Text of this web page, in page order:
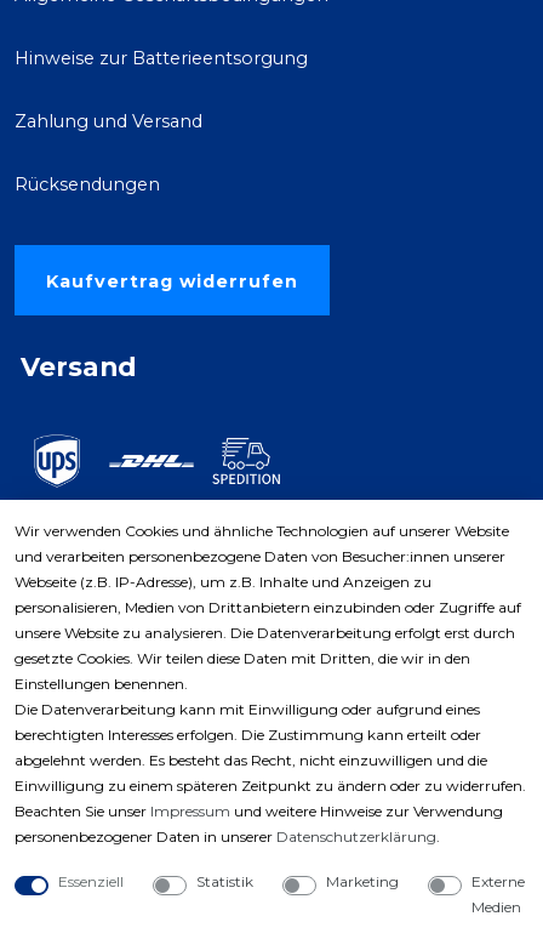
Hinweise zur Batterieentsorgung
Zahlung und Versand
Rücksendungen
Kaufvertrag widerrufen
Versand
Zahlungsarten
Wir verwenden Cookies und ähnliche Technologien auf unserer Website
und verarbeiten personenbezogene Daten von Besucher:innen unserer
Webseite (z.B. IP-Adresse), um z.B. Inhalte und Anzeigen zu
personalisieren, Medien von Drittanbietern einzubinden oder Zugriffe auf
unsere Website zu analysieren. Die Datenverarbeitung erfolgt erst durch
gesetzte Cookies. Wir teilen diese Daten mit Dritten, die wir in den
Einstellungen benennen.
Die Datenverarbeitung kann mit Einwilligung oder aufgrund eines
berechtigten Interesses erfolgen. Die Zustimmung kann erteilt oder
abgelehnt werden. Es besteht das Recht, nicht einzuwilligen und die
Einwilligung zu einem späteren Zeitpunkt zu ändern oder zu widerrufen.
Beachten Sie unser Impressum und weitere Hinweise zur Verwendung
personenbezogener Daten in unserer Daten­schutz­erklärung.
Essenziell Statistik Marketing
Externe
Medien